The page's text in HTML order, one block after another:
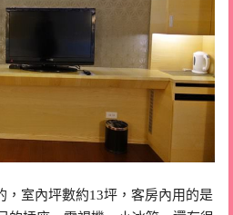
室內坪數約13坪，客房內用的是